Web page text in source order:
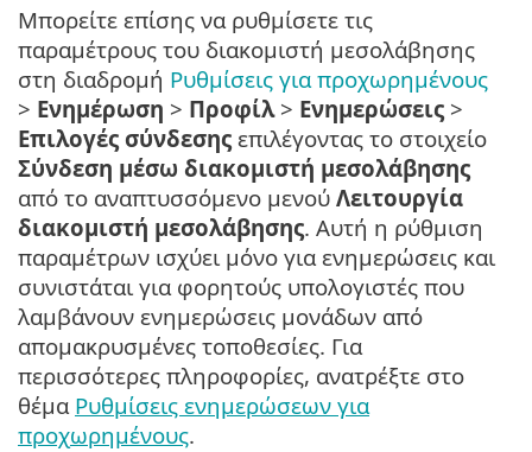
Μπορείτε επίσης να ρυθμίσετε τις
παραμέτρους του διακομιστή μεσολάβησης
στη διαδρομή Ρυθμίσεις για προχωρημένους
> Ενημέρωση > Προφίλ> Ενημερώσεις >
Επιλογές σύνδεσης επιλέγοντας το στοιχείο
Σύνδεση μέσω διακομιστή μεσολάβησης
από το αναπτυσσόμενο μενού Λειτουργία
διακομιστή μεσολάβησης. Αυτή η ρύθμιση
παραμέτρων ισχύει μόνο για ενημερώσεις και
συνιστάται για φορητούς υπολογιστές που
λαμβάνουν ενημερώσεις μονάδων από
απομακρυσμένες τοποθεσίες. Για
περισσότερες πληροφορίες, ανατρέξτε στο
θέμα Ρυθμίσεις ενημερώσεων για
προχωρημένους.